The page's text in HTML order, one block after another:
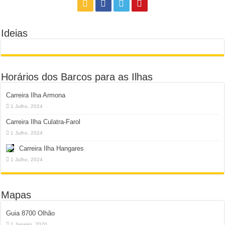
Ideias
Horários dos Barcos para as Ilhas
Carreira Ilha Armona
1 Julho, 2024
Carreira Ilha Culatra-Farol
1 Julho, 2024
Carreira Ilha Hangares
1 Julho, 2024
Mapas
Guia 8700 Olhão